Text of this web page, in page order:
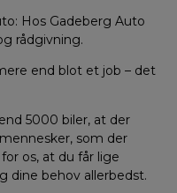
Hos Gadeberg Auto
rådgivning.
end blot et job – det
5000 biler, at der
som der
os, at du får lige
dine behov allerbedst.